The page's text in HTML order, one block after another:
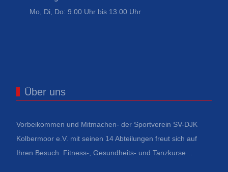
Mo, Di, Do: 9.00 Uhr bis 13.00 Uhr
Über uns
Vorbeikommen und Mitmachen- der Sportverein SV-DJK
Kolbermoor e.V. mit seinen 14 Abteilungen freut sich auf
Ihren Besuch. Fitness-, Gesundheits- und Tanzkurse…